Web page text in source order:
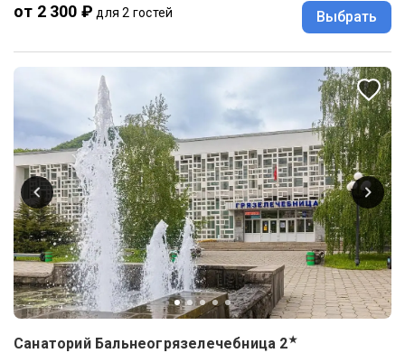
от 2 300 ₽ для 2 гостей Выбрать
Санаторий Бальнеогрязелечебница 2★